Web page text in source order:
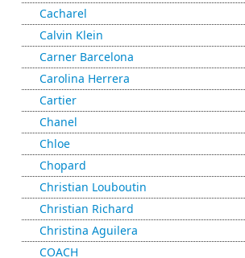
Cacharel
Calvin Klein
Carner Barcelona
Carolina Herrera
Cartier
Chanel
Chloe
Chopard
Christian Louboutin
Christian Richard
Christina Aguilera
COACH